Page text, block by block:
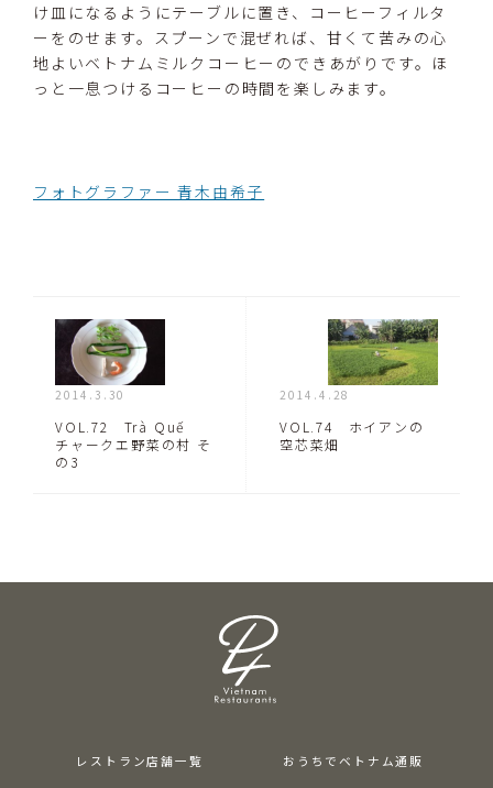
け皿になるようにテーブルに置き、コーヒーフィルタ
ーをのせます。スプーンで混ぜれば、甘くて苦みの心
地よいベトナムミルクコーヒーのできあがりです。ほ
っと一息つけるコーヒーの時間を楽しみます。
フォトグラファー 青木由希子
2014.3.30
VOL.72 Trà Quế
チャークエ野菜の村 そ
の3
2014.4.28
VOL.74 ホイアンの
空芯菜畑
レストラン店舗一覧 おうちでベトナム通販